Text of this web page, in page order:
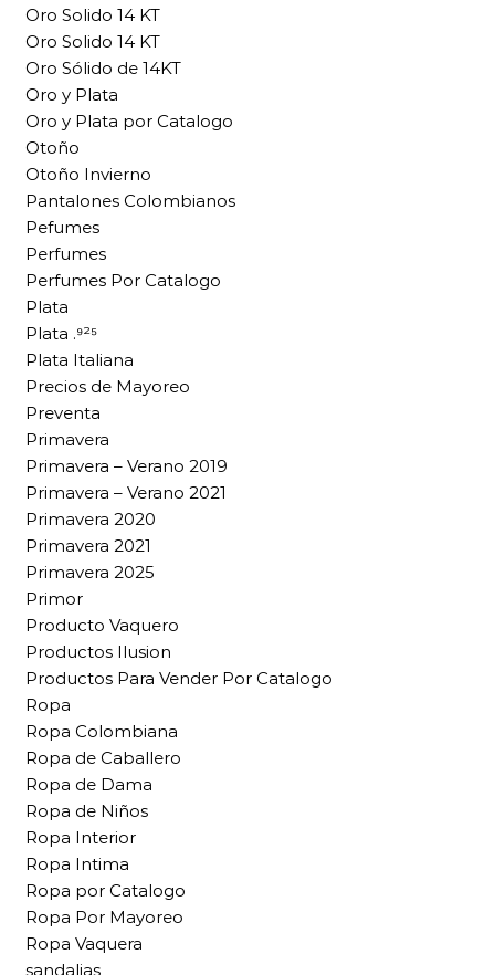
Oro Solido 14 KT
Oro Solido 14 KT
Oro Sólido de 14KT
Oro y Plata
Oro y Plata por Catalogo
Otoño
Otoño Invierno
Pantalones Colombianos
Pefumes
Perfumes
Perfumes Por Catalogo
Plata
Plata .⁹²⁵
Plata Italiana
Precios de Mayoreo
Preventa
Primavera
Primavera – Verano 2019
Primavera – Verano 2021
Primavera 2020
Primavera 2021
Primavera 2025
Primor
Producto Vaquero
Productos Ilusion
Productos Para Vender Por Catalogo
Ropa
Ropa Colombiana
Ropa de Caballero
Ropa de Dama
Ropa de Niños
Ropa Interior
Ropa Intima
Ropa por Catalogo
Ropa Por Mayoreo
Ropa Vaquera
sandalias